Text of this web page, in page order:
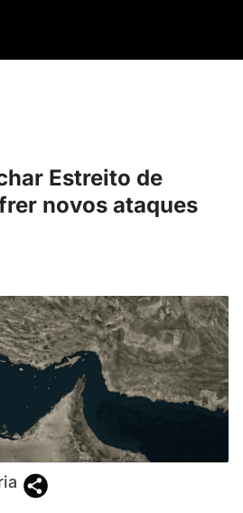
Estreito de
novos ataques